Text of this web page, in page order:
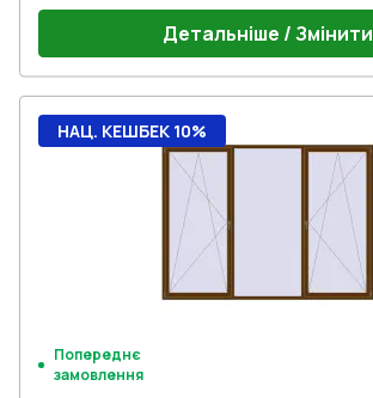
Детальніше / Змінити
НАЦ. КЕШБЕК 10%
Попереднє
замовлення